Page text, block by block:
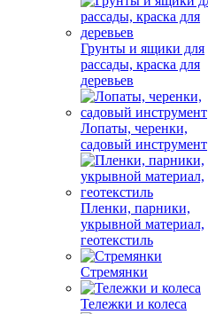
Грунты и ящики для
рассады, краска для
деревьев
Лопаты, черенки,
садовый инструмент
Пленки, парники,
укрывной материал,
геотекстиль
Стремянки
Тележки и колеса